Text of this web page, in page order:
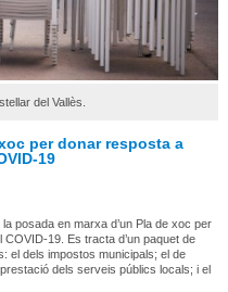
del Vallès.
per donar resposta a
19
posada en marxa d’un Pla de xoc per
19. Es tracta d’un paquet de
el dels impostos municipals; el de
dels serveis públics locals; i el